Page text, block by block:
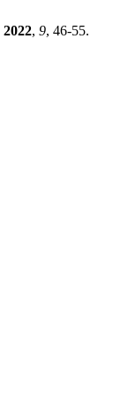
2022, 9, 46-55.